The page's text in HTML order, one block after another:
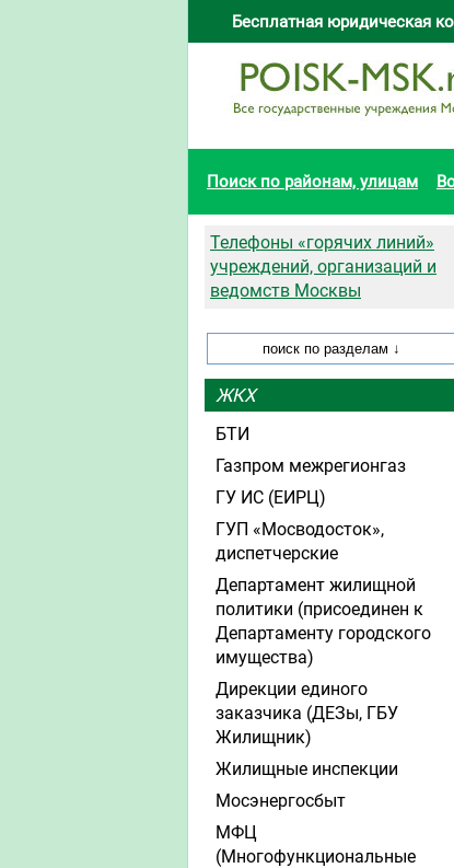
Бесплатная юридическая
Поиск по районам, улицам
Телефоны «горячих линий»
учреждений, организаций и
ведомств Москвы
ЖКХ
БТИ
Газпром межрегионгаз
ГУ ИС (ЕИРЦ)
ГУП «Мосводосток»,
диспетчерские
Департамент жилищной
политики (присоединен к
Департаменту городского
имущества)
Дирекции единого
заказчика (ДЕЗы, ГБУ
Жилищник)
Жилищные инспекции
Мосэнергосбыт
МФЦ
(Многофункциональные